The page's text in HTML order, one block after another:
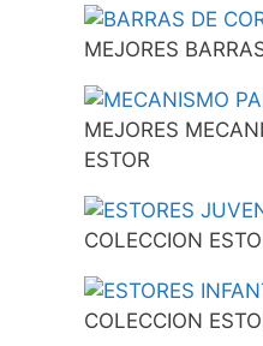
MEJORES
MEJORES
ESTOR
COLECCION
COLECCION